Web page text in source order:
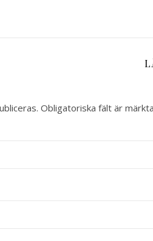
Obligatoriska fält är märkta